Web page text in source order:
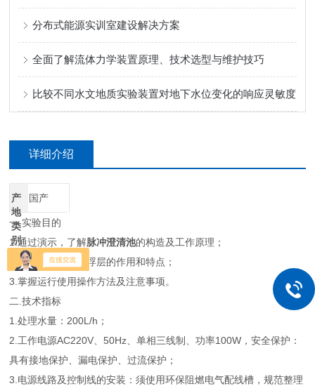
分布式能源实训室建设解决方案
全面了解流体力学装置原理、技术选型与维护技巧
比较不同水文地质实验装置对地下水位变化的响应灵敏度
详细介绍
产
地
类
别
国产
一.实验目的
1.通过演示，了解脉冲澄清池的构造及工作原理；
2.观察矾花形成悬浮层的作用和特点；
3.掌握运行使用操作方法及注意事项。
二.技术指标
1.处理水量：200L/h；
2.工作电源AC220V、50Hz、单相三线制、功率100W，安全保护：
具有接地保护、漏电保护、过流保护；
3.电源线路及控制线的安装：须使用环保阻燃电气配线槽，规范整理